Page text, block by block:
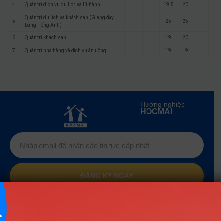
4 Quản trị dịch vụ du lịch và lữ hành 19.5 20
5
Quản trị du lịch và khách sạn (Giảng dạy
bằng Tiếng Anh)
25 25
6 Quản trị khách sạn 19 20
7 Quản trị nhà hàng và dịch vụ ăn uống 19 19
Hướng nghiệp
HOCMAI
ĐĂNG KÝ NGAY